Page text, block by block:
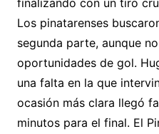
Los pinatarenses
segunda parte, aunque
oportunidades de gol.
una falta en la que
ocasión más clara llegó
minutos para el final. El